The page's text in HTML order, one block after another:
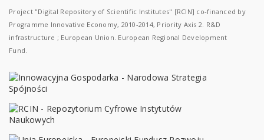
Project "Digital Repository of Scientific Institutes" [RCIN] co-financed by
Programme Innovative Economy, 2010-2014, Priority Axis 2. R&D
infrastructure ; European Union. European Regional Development
Fund.